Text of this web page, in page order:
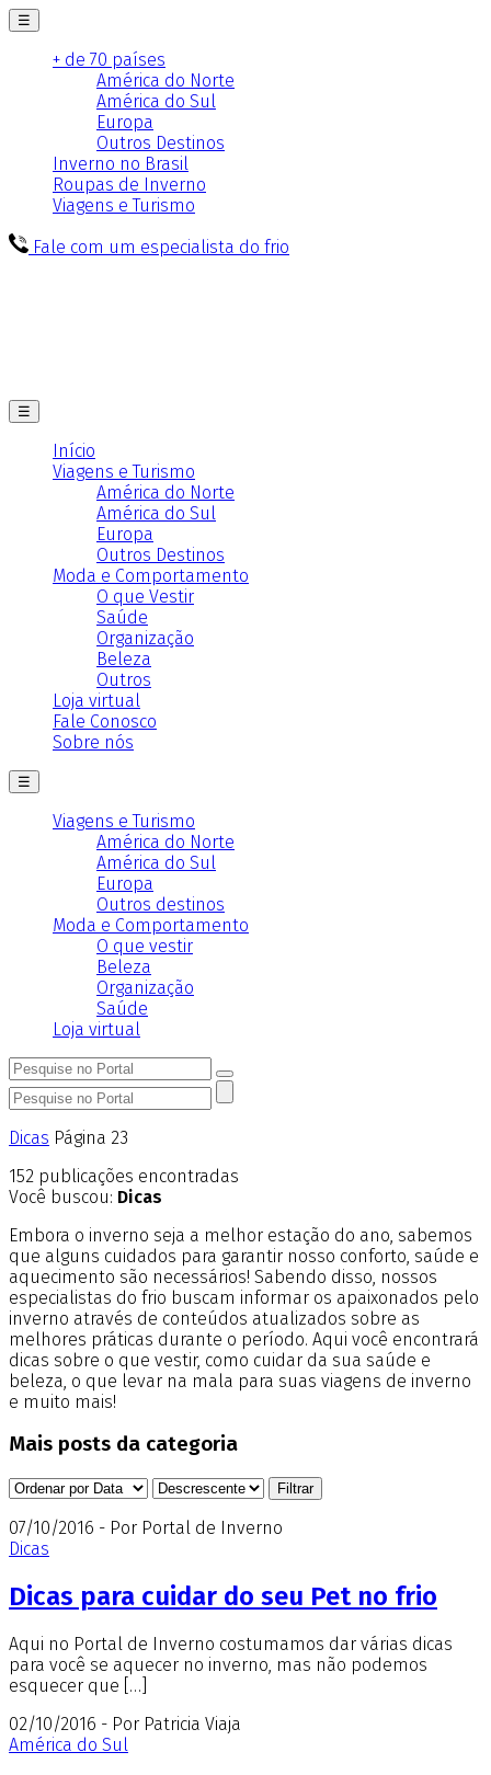
☰
+ de 70 países
América do Norte
América do Sul
Europa
Outros Destinos
Inverno no Brasil
Roupas de Inverno
Viagens e Turismo
Fale com um especialista do frio
☰
Início
Viagens e Turismo
América do Norte
América do Sul
Europa
Outros Destinos
Moda e Comportamento
O que Vestir
Saúde
Organização
Beleza
Outros
Loja virtual
Fale Conosco
Sobre nós
☰
Viagens e Turismo
América do Norte
América do Sul
Europa
Outros destinos
Moda e Comportamento
O que vestir
Beleza
Organização
Saúde
Loja virtual
Dicas Página 23
152 publicações encontradas
Você buscou: Dicas
Embora o inverno seja a melhor estação do ano, sabemos
que alguns cuidados para garantir nosso conforto, saúde e
aquecimento são necessários! Sabendo disso, nossos
especialistas do frio buscam informar os apaixonados pelo
inverno através de conteúdos atualizados sobre as
melhores práticas durante o período. Aqui você encontrará
dicas sobre o que vestir, como cuidar da sua saúde e
beleza, o que levar na mala para suas viagens de inverno
e muito mais!
Mais posts da categoria
07/10/2016 - Por Portal de Inverno
Dicas
Dicas para cuidar do seu Pet no frio
Aqui no Portal de Inverno costumamos dar várias dicas
para você se aquecer no inverno, mas não podemos
esquecer que […]
02/10/2016 - Por Patricia Viaja
América do Sul